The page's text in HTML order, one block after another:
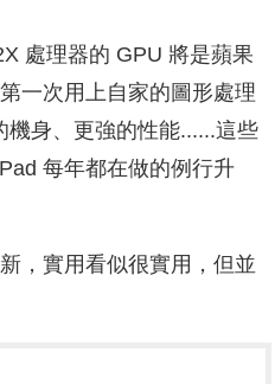
處理器的 GPU 將是蘋果
一次用上自家的圖形處理
身、更強的性能......這些
每年都在做的例行升
，實用看似很實用，但並